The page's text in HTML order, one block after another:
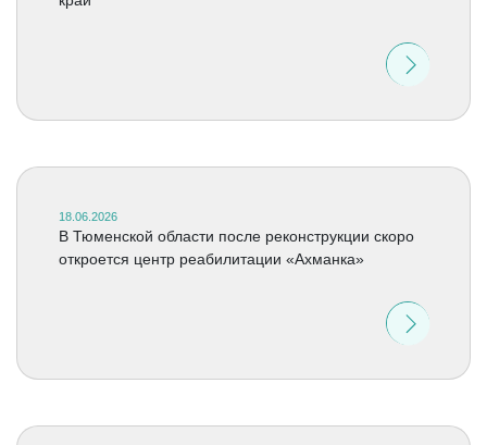
18.06.2026
В Тюменской области после реконструкции скоро
откроется центр реабилитации «Ахманка»